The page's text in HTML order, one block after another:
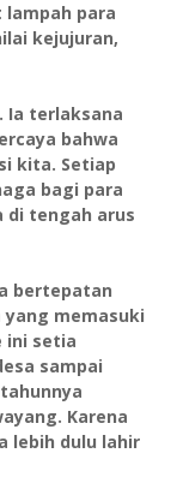
para
kejujuran,
Ia terlaksana
bahwa
kita. Setiap
bagi para
di tengah arus
bertepatan
memasuki
ini setia
sampai
Karena
lebih dulu lahir